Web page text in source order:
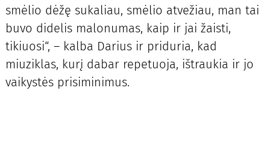
smėlio dėžę sukaliau, smėlio atvežiau, man tai
buvo didelis malonumas, kaip ir jai žaisti,
tikiuosi“, – kalba Darius ir priduria, kad
miuziklas, kurį dabar repetuoja, ištraukia ir jo
vaikystės prisiminimus.